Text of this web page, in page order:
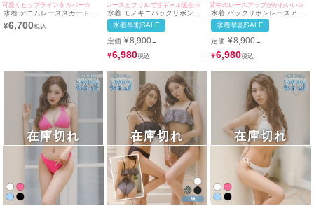
可愛くヒップラインをカバー☆
水着 デニムレーススカート付
き三角ホルターネックギャルビ
キニ
¥6,700
レースとフリルで甘ギャル誕生☆
水着 モノキニバックリボンレ
ースアップフレアチェック
水着早割SALE
定価 ¥8,900→
¥6,980
背中のレースアップがかわいい☆
水着 バックリボンレースアッ
プモノキニフレアチェック水着
水着早割SALE
定価 ¥8,900→
¥6,980
在庫切れ 在庫切れ 在庫切れ